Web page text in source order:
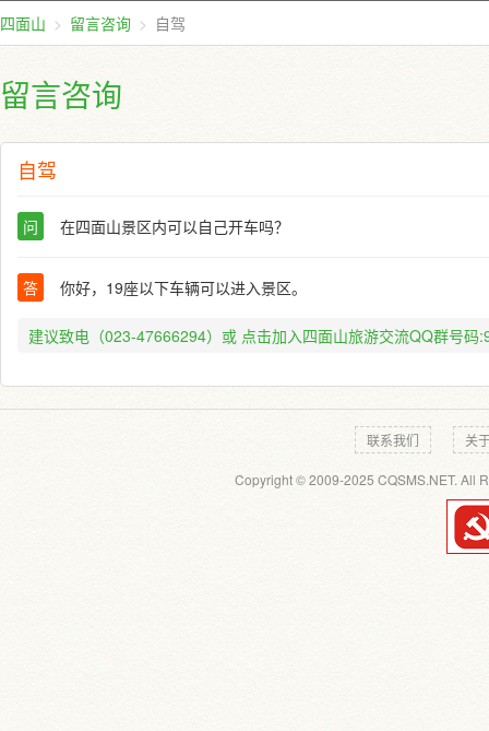
四面山 留言咨询 自驾
留言咨询
自驾
问 在四面山景区内可以自己开车吗？
答 你好，19座以下车辆可以进入景区。
建议致电（023-47666294）或 点击加入四面山旅游交流QQ群号码
联系我们 关
Copyright © 2009-2025 CQSMS.NET. All